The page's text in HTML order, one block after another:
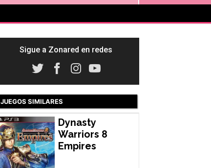
Sigue a Zonared en redes
JUEGOS SIMILARES
Dynasty
Warriors 8
Empires